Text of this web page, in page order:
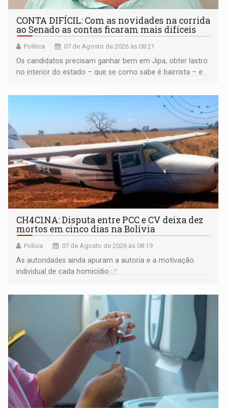
CONTA DIFÍCIL: Com as novidades na corrida
ao Senado as contas ficaram mais difíceis
Política 07 de Agosto de 2026 às 08:21
Os candidatos precisam ganhar bem em Jipa, obter lastro
no interior do estado – que se como sabe é bairrista – e
garantir
CH4C1NA: Disputa entre PCC e CV deixa dez
mortos em cinco dias na Bolívia
Polícia 07 de Agosto de 2026 às 08:19
As autoridades ainda apuram a autoria e a motivação
individual de cada homicídio